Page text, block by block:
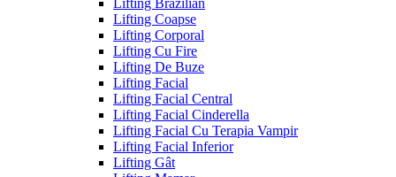
Lifting Coapse
Lifting Corporal
Lifting Cu Fire
Lifting De Buze
Lifting Facial
Lifting Facial Central
Lifting Facial Cinderella
Lifting Facial Cu Terapia Vampir
Lifting Facial Inferior
Lifting Gât